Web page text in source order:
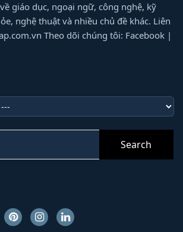
giáo dục, ngoại ngữ, công nghệ, kỹ
nghệ thuật và nhiều chủ đề khác. Liên
Theo dõi chúng tôi: Facebook |